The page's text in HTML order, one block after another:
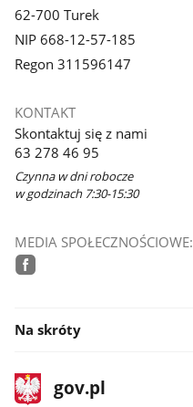
62-700 Turek
NIP 668-12-57-185
Regon 311596147
KONTAKT
Skontaktuj się z nami
63 278 46 95
Czynna w dni robocze
w godzinach 7:30-15:30
MEDIA SPOŁECZNOŚCIOWE:
Na skróty
stopka
gov.plStrona
gov.pl